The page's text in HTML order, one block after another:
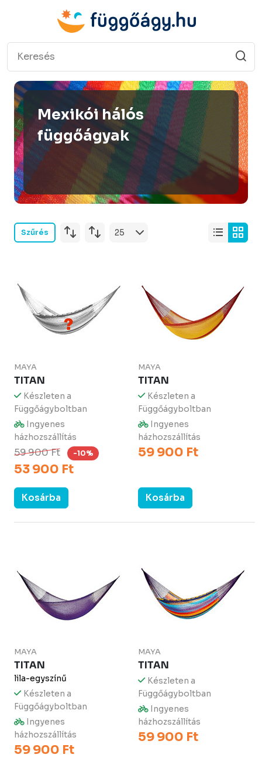
Mexikói hálós
függőágyak
Szűrés
MAYA
TITAN
Készleten a
Függőágyboltban
Ingyenes
házhozszállítás
59 900 Ft -10%
53 900 Ft
Kosárba
MAYA
TITAN
Készleten a
Függőágyboltban
Ingyenes
házhozszállítás
59 900 Ft
Kosárba
MAYA
TITAN
lila-egyszínű
Készleten a
Függőágyboltban
Ingyenes
házhozszállítás
59 900 Ft
MAYA
TITAN
Készleten a
Függőágyboltban
Ingyenes
házhozszállítás
59 900 Ft